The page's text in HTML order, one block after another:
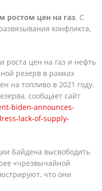
ростом цен на газ. С
конфликта,
роста цен на газ и нефть
резерв в рамках
на топливо в 2021 году.
сообщает сайт
biden-announces-
lack-of-supply-
Байдена высвободить
«чрезвычайной
что они